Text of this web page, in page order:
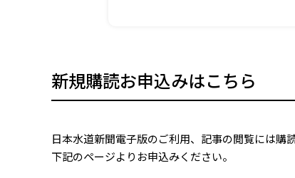
新規購読お申込みはこちら
日本水道新聞電子版のご利用、記事の閲覧には購
下記のページよりお申込みください。